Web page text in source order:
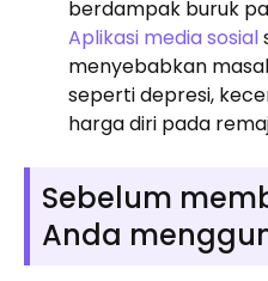
berdampak buruk
Aplikasi media sosial
menyebabkan
seperti depresi,
harga diri pada
Sebelum
Anda